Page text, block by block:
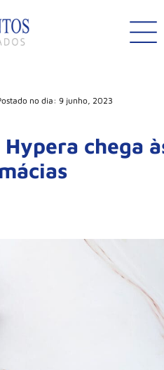
no dia: 9 junho, 2023
chega